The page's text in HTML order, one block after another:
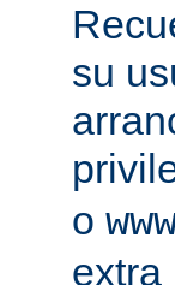
su
o
extra